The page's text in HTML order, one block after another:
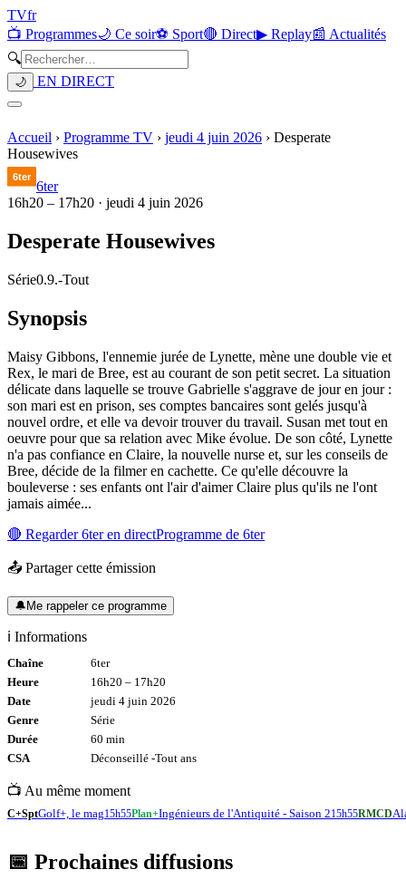
TVfr
📺 Programmes🌙 Ce soir⚽ Sport🔴 Direct▶ Replay📰 Actualités
🔍
🌙 EN DIRECT
Accueil › Programme TV › jeudi 4 juin 2026 › Desperate
Housewives
6ter
16h20 – 17h20 · jeudi 4 juin 2026
Desperate Housewives
Série0.9.-Tout
Synopsis
Maisy Gibbons, l'ennemie jurée de Lynette, mène une double vie et
Rex, le mari de Bree, est au courant de son petit secret. La situation
délicate dans laquelle se trouve Gabrielle s'aggrave de jour en jour :
son mari est en prison, ses comptes bancaires sont gelés jusqu'à
nouvel ordre, et elle va devoir trouver du travail. Susan met tout en
oeuvre pour que sa relation avec Mike évolue. De son côté, Lynette
n'a pas confiance en Claire, la nouvelle nurse et, sur les conseils de
Bree, décide de la filmer en cachette. Ce qu'elle découvre la
bouleverse : ses enfants ont l'air d'aimer Claire plus qu'ils ne l'ont
jamais aimée...
🔴 Regarder6teren directProgramme de 6ter
📤 Partager cette émission
🔔Me rappeler ce programme
ℹ️ Informations
Chaîne
6ter
Heure
16h20 – 17h20
Date
jeudi 4 juin 2026
Genre
Série
Durée
60 min
CSA
Déconseillé -Tout ans
📺 Au même moment
C+SptGolf+, le mag15h55Plan+Ingénieurs de l'Antiquité - Saison 215h55RMCD
📅 Prochaines diffusions